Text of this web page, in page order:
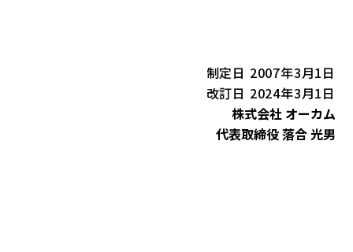
制定日 2007年3月1日
改訂日 2024年3月1日
株式会社 オーカム
代表取締役 落合 光男